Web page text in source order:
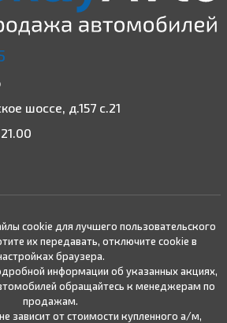
шоссе, д.157 с.21
cookie для лучшего пользовательского
их передавать, отключите cookie в
браузера.
информации об указанных акциях,
обращайтесь к менеджерам по
продажам.
зависит от стоимости купленного а/м,